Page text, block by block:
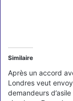
Similaire
Après un accord
Londres veut
demandeurs